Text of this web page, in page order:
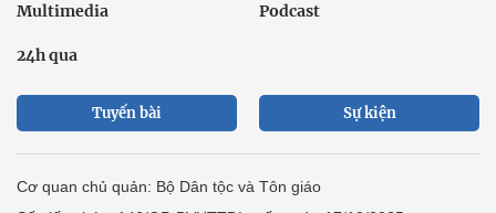
Multimedia Podcast
24h qua
Tuyến bài Sự kiện
Cơ quan chủ quản: Bộ Dân tộc và Tôn giáo